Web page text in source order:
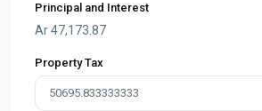
Principal and Interest
Ar47,173.87
Property Tax